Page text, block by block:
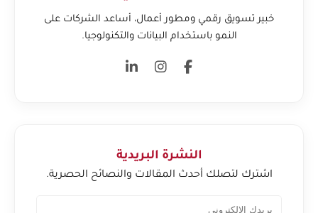
خبير تسويق رقمي ومطور أعمال، أساعد الشركات على
النمو باستخدام البيانات والتكنولوجيا.
النشرة البريدية
اشترك لتصلك أحدث المقالات والنصائح الحصرية.